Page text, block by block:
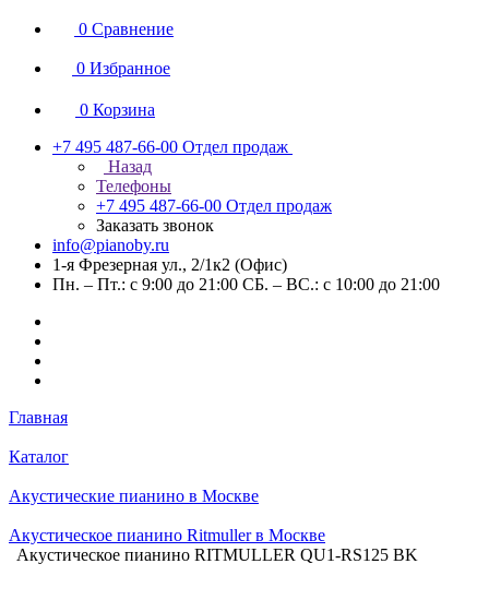
0 Сравнение
0 Избранное
0 Корзина
+7 495 487-66-00 Отдел продаж
Назад
Телефоны
+7 495 487-66-00 Отдел продаж
Заказать звонок
info@pianoby.ru
1-я Фрезерная ул., 2/1к2 (Офис)
Пн. – Пт.: с 9:00 до 21:00 СБ. – ВС.: с 10:00 до 21:00
Главная
Каталог
Акустические пианино в Москве
Акустическое пианино Ritmuller в Москве
Акустическое пианино RITMULLER QU1-RS125 BK